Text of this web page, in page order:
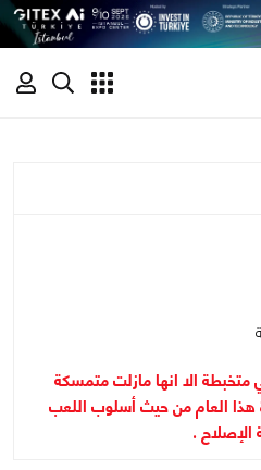
متخبطة الا انها مازلت متمسكة
هذا العام من حيث أسلوب اللعب
.